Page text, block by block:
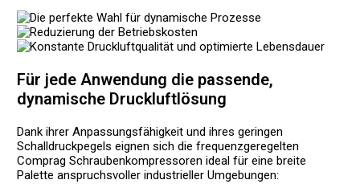
Für jede Anwendung die passende,
dynamische Druckluftlösung
Dank ihrer Anpassungsfähigkeit und ihres geringen
Schalldruckpegels eignen sich die frequenzgeregelten
Comprag Schraubenkompressoren ideal für eine breite
Palette anspruchsvoller industrieller Umgebungen: